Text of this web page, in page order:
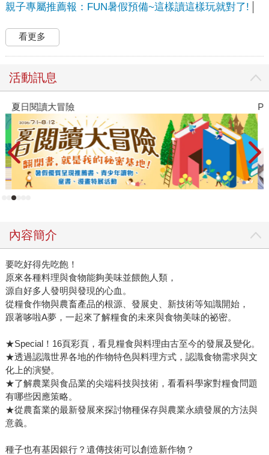
親子專屬推薦報：FUN暑假預備~這樣讀這樣玩就對了!
看更多
活動訊息
夏日閱讀大冒險
內容簡介
要吃好得先吃飽！
原來各種料理與食物能夠美味並餵飽人類，
源自好多人發明與發現的心血。
從糧食作物與農畜產品的根源、發展史、新技術等知識開始，
跟著哆啦A夢，一起來了解糧食的未來與食物美味的祕密。
★Special！16頁彩頁，看見糧食與料理由古至今的發展及變化。
★透過認識世界各地的作物特色與料理方式，認識食物需求與文
化上的演變。
★了解農業與食品業的尖端科技與技術，看看科學家對糧食問題
有哪些因應策略。
★從農畜業的最新發展來探討物種保存與農業永續發展的方法與
意義。
種子也有基因銀行？遺傳技術可以創造新作物？